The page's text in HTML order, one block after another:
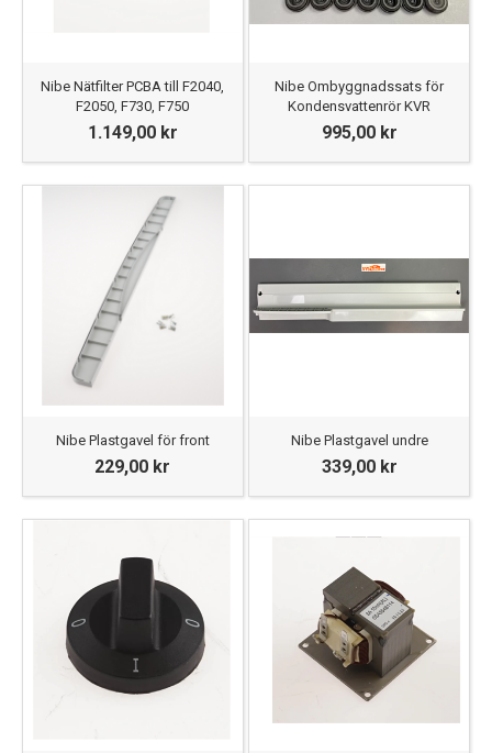
Nibe Nätfilter PCBA till F2040,
F2050, F730, F750
1.149,00 kr
Nibe Ombyggnadssats för
Kondensvattenrör KVR
995,00 kr
Nibe Plastgavel för front
229,00 kr
Nibe Plastgavel undre
339,00 kr